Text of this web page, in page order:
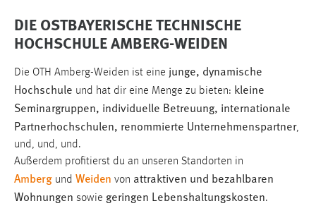
DIE OSTBAYERISCHE TECHNISCHE
HOCHSCHULE AMBERG-WEIDEN
Die OTH Amberg-Weiden ist eine junge, dynamische
Hochschule und hat dir eine Menge zu bieten: kleine
Seminargruppen, individuelle Betreuung, internationale
Partnerhochschulen, renommierte Unternehmenspartner,
und, und, und.
Außerdem profitierst du an unseren Standorten in
Amberg und Weiden von attraktiven und bezahlbaren
Wohnungen sowie geringen Lebenshaltungskosten.
Cookie Laufzeit:
Facebook Pixel
Name:
_fbp
Anbieter:
Facebook
Zweck: